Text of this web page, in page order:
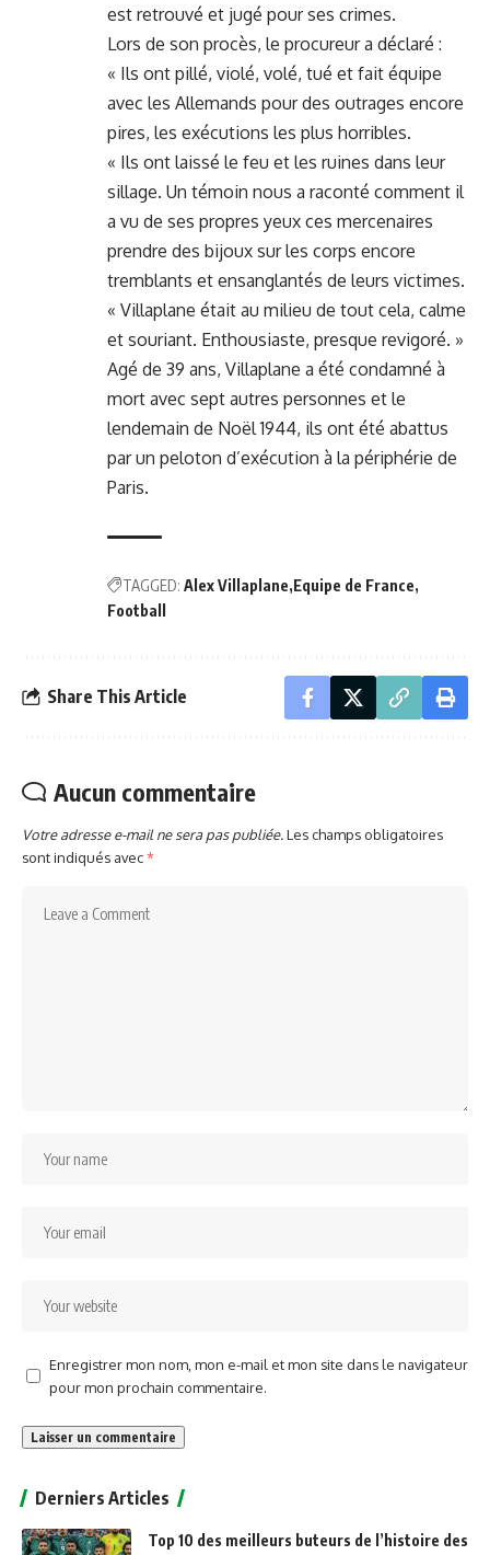
est retrouvé et jugé pour ses crimes.
Lors de son procès, le procureur a déclaré :
« Ils ont pillé, violé, volé, tué et fait équipe
avec les Allemands pour des outrages encore
pires, les exécutions les plus horribles.
« Ils ont laissé le feu et les ruines dans leur
sillage. Un témoin nous a raconté comment il
a vu de ses propres yeux ces mercenaires
prendre des bijoux sur les corps encore
tremblants et ensanglantés de leurs victimes.
« Villaplane était au milieu de tout cela, calme
et souriant. Enthousiaste, presque revigoré. »
Agé de 39 ans, Villaplane a été condamné à
mort avec sept autres personnes et le
lendemain de Noël 1944, ils ont été abattus
par un peloton d’exécution à la périphérie de
Paris.
TAGGED: Alex Villaplane Equipe de France
Football
Share This Article
Aucun commentaire
Votre adresse e-mail ne sera pas publiée.Les champs obligatoires
sont indiqués avec*
Enregistrer mon nom, mon e-mail et mon site dans le navigateur
pour mon prochain commentaire.
Derniers Articles
Top 10 des meilleurs buteurs de l’histoire des